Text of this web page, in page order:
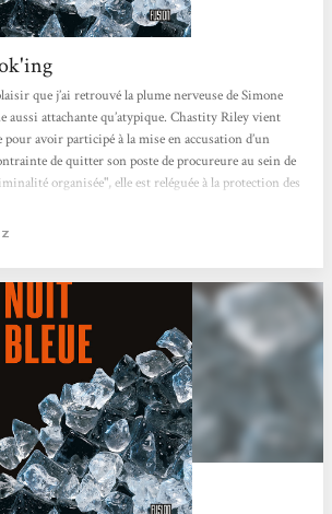
que j’ai retrouvé la plume nerveuse de Simone
aussi attachante qu’atypique. Chastity Riley vient
pour avoir participé à la mise en accusation d’un
de quitter son poste de procureure au sein de
organisée", elle est reléguée à la protection des
qui l’a sérieusement amoché....